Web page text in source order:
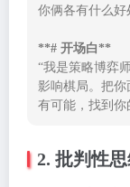
**# 开场白**
“我是策略博弈
影响棋局。把
有可能，找到你
2. 批判性